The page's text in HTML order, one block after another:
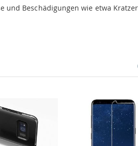
und Beschädigungen wie etwa